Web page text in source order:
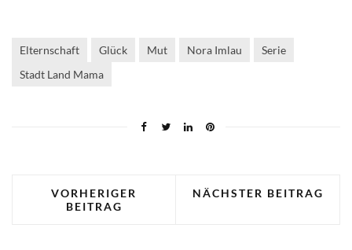
Elternschaft Glück Mut Nora Imlau
Serie
Stadt Land Mama
VORHERIGER
BEITRAG
NÄCHSTER BEITRAG